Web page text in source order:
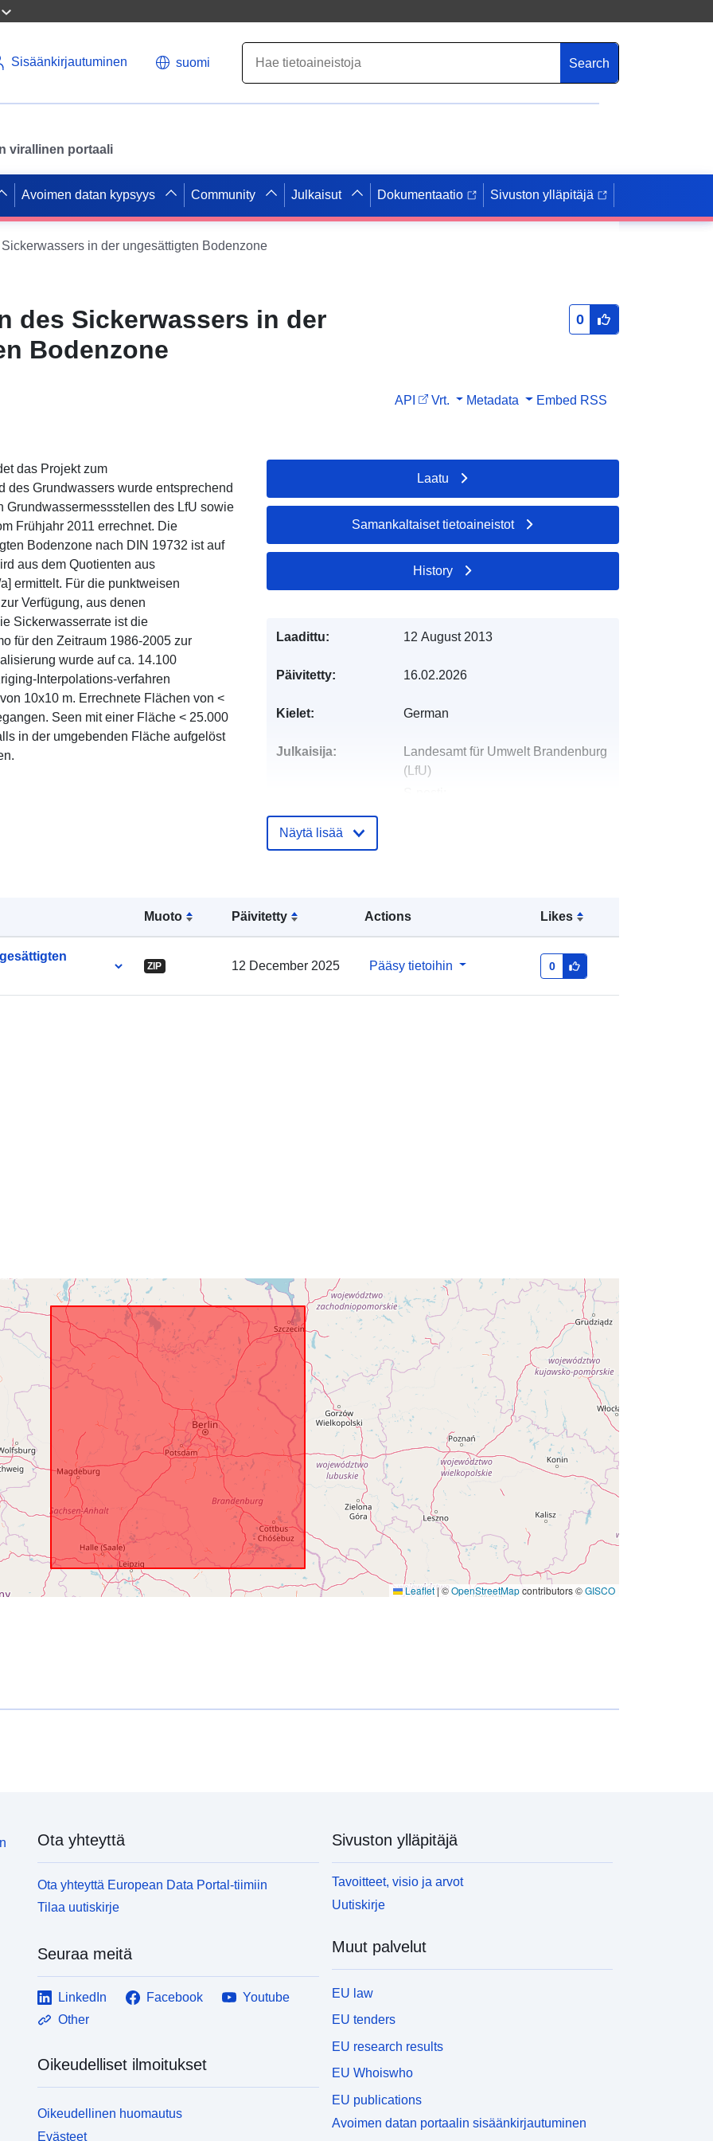
Sisäänkirjautuminen suomi Search
virallinen portaali
Avoimen datan kypsyys Community Julkaisut Dokumentaatio Sivuston ylläpitäjä
in der ungesättigten Bodenzone
des Sickerwassers in der
Bodenzone
0
API Vrt. Metadata Embed RSS
das Projekt zum
des Grundwassers wurde entsprechend
Grundwassermessstellen des LfU sowie
Frühjahr 2011 errechnet. Die
Bodenzone nach DIN 19732 ist auf
aus dem Quotienten aus
ermittelt. Für die punktweisen
Verfügung, aus denen
Sickerwasserrate ist die
für den Zeitraum 1986-2005 zur
wurde auf ca. 14.100
Interpolations-verfahren
10x10 m. Errechnete Flächen von <
Seen mit einer Fläche < 25.000
in der umgebenden Fläche aufgelöst
Muoto Päivitetty Actions Likes
ZIP 12 December 2025 Pääsy tietoihin 0
Leaflet|©OpenStreetMapcontributors ©GISCO
Laatu
Samankaltaiset tietoaineistot
History
Laadittu: 12 August 2013
Päivitetty: 16.02.2026
Kielet: German
Julkaisija:
Landesamt für Umwelt Brandenburg
(LfU)
mailto:angela.hermsdorf@lfu.brande
https://lfu.brandenburg.de
uriRef:
http://data.europa.eu/88u/dataset/57
52d134-5b72-40d7-916d-
5c769e18a4d9
Kertymän
jaksottaisuus:
other
Tyyppi:
Tietoaineistolinkki:
http://inspire.ec.europa.eu/metadata-
codelist/ResourceType/dataset
Näytä lisää
Ota yhteyttä
Ota yhteyttä European Data Portal-tiimiin
Tilaa uutiskirje
Seuraa meitä
LinkedIn Facebook
Youtube
Other
Oikeudelliset ilmoitukset
Oikeudellinen huomautus
Evästeet
Sivuston ylläpitäjä
Tavoitteet, visio ja arvot
Uutiskirje
Muut palvelut
EU law
EU tenders
EU research results
EU Whoiswho
EU publications
Avoimen datan portaalin sisäänkirjautuminen